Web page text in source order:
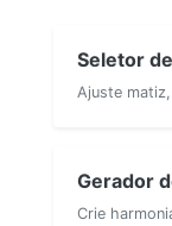
Seletor
Ajuste
Gerador
Crie